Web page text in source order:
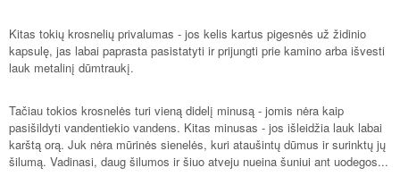
Kitas tokių krosnelių privalumas - jos kelis kartus pigesnės už židinio
kapsulę, jas labai paprasta pasistatyti ir prijungti prie kamino arba išvesti
lauk metalinį dūmtraukį.
Tačiau tokios krosnelės turi vieną didelį minusą - jomis nėra kaip
pasišildyti vandentiekio vandens. Kitas minusas - jos išleidžia lauk labai
karštą orą. Juk nėra mūrinės sienelės, kuri ataušintų dūmus ir surinktų jų
šilumą. Vadinasi, daug šilumos ir šiuo atveju nueina šuniui ant uodegos...